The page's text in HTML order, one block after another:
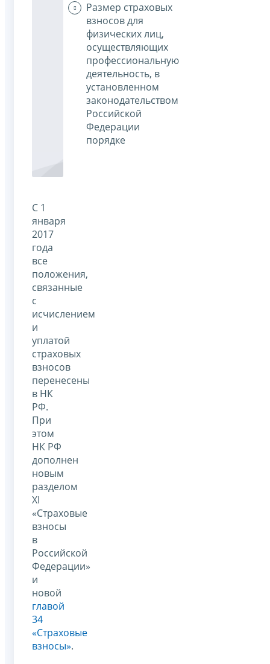
Размер страховых
взносов для
физических лиц,
осуществляющих
профессиональную
деятельность, в
установленном
законодательством
Российской
Федерации
порядке
С 1
января
2017
года
все
положения,
связанные
с
исчислением
и
уплатой
страховых
взносов
перенесены
в НК
РФ.
При
этом
НК РФ
дополнен
новым
разделом
XI
«Страховые
взносы
в
Российской
Федерации»
и
новой
главой
34
«Страховые
взносы».